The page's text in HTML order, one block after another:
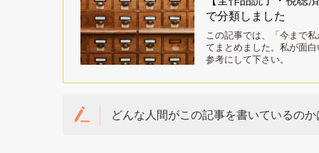
で分類しました
この記事では、「今まで
てまとめました。私が面
参考にして下さい。
どんな人間がこの記事を書いているの